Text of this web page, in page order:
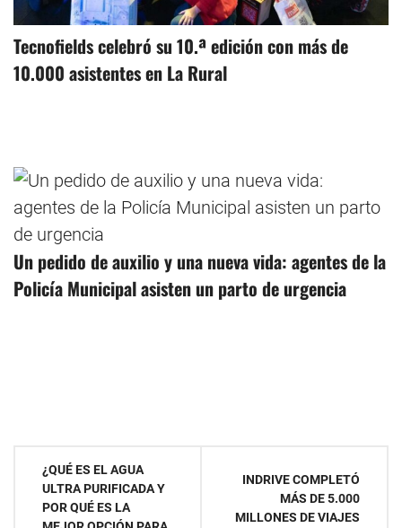
Tecnofields celebró su 10.ª edición con más de
10.000 asistentes en La Rural
Un pedido de auxilio y una nueva vida: agentes de la
Policía Municipal asisten un parto de urgencia
Navegación
¿QUÉ ES EL AGUA
ULTRA PURIFICADA Y
POR QUÉ ES LA
INDRIVE COMPLETÓ
MÁS DE 5.000
MILLONES DE VIAJES